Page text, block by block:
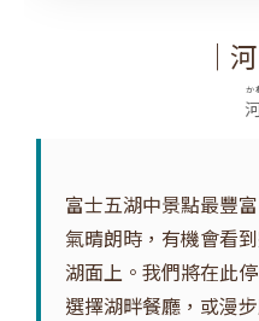
｜
か
富士五湖中景點最豐
氣晴朗時，有機會看
湖面上。我們將在此
選擇湖畔餐廳，或漫